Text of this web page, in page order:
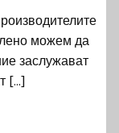
можем да
заслужават
[…]